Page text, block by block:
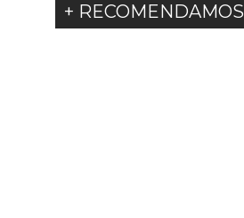
+ RECOMENDAMOS